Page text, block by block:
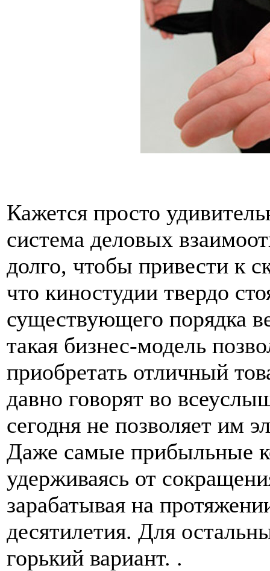
Кажется просто
система деловых
долго, чтобы привести к
что киностудии твердо
существующего порядка
такая бизнес-модель
приобретать отличный
давно говорят во
сегодня не позволяет им
Даже самые прибыльные
удерживаясь от
зарабатывая на
десятилетия. Для
горький вариант. .